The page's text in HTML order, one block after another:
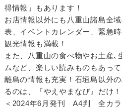
得情報」もあります！
お店情報以外にも八重山諸島全
表、イベントカレンダー、緊急
観光情報も満載！
また、八重山の食べ物やお土産､
ムなど、楽しい読みものもあって
離島の情報も充実！石垣島以外
るのは、『やえやまなび』だけ！
＜2024年6月発刊 A4判 全カ